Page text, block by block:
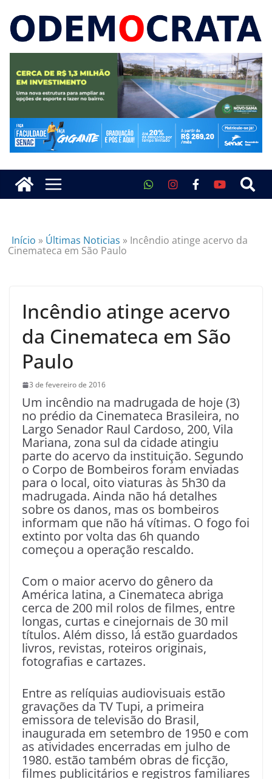
Início » Últimas Noticias » Incêndio atinge acervo da
Cinemateca em São Paulo
Incêndio atinge acervo
da Cinemateca em São
Paulo
3 de fevereiro de 2016
Um incêndio na madrugada de hoje (3)
no prédio da Cinemateca Brasileira, no
Largo Senador Raul Cardoso, 200, Vila
Mariana, zona sul da cidade atingiu
parte do acervo da instituição. Segundo
o Corpo de Bombeiros foram enviadas
para o local, oito viaturas às 5h30 da
madrugada. Ainda não há detalhes
sobre os danos, mas os bombeiros
informam que não há vítimas. O fogo foi
extinto por volta das 6h quando
começou a operação rescaldo.
Com o maior acervo do gênero da
América latina, a Cinemateca abriga
cerca de 200 mil rolos de filmes, entre
longas, curtas e cinejornais de 30 mil
títulos. Além disso, lá estão guardados
livros, revistas, roteiros originais,
fotografias e cartazes.
Entre as relíquias audiovisuais estão
gravações da TV Tupi, a primeira
emissora de televisão do Brasil,
inaugurada em setembro de 1950 e com
as atividades encerradas em julho de
1980. estão também obras de ficção,
filmes publicitários e registros familiares